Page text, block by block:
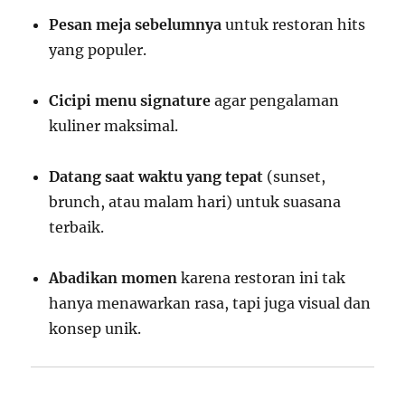
Pesan meja sebelumnya untuk restoran hits
yang populer.
Cicipi menu signature agar pengalaman
kuliner maksimal.
Datang saat waktu yang tepat (sunset,
brunch, atau malam hari) untuk suasana
terbaik.
Abadikan momen karena restoran ini tak
hanya menawarkan rasa, tapi juga visual dan
konsep unik.